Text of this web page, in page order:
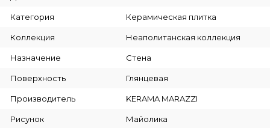
Категория Керамическая плитка
Коллекция Неаполитанская коллекция
Назначение Стена
Поверхность Глянцевая
Производитель KERAMA MARAZZI
Рисунок Майолика